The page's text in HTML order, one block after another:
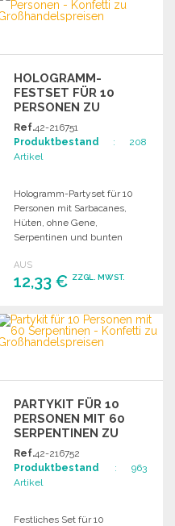
HOLOGRAMM-
FESTSET FÜR 10
PERSONEN ZU
GROSSHANDELSPREISEN
Ref.42-216751
Produktbestand : 208
Artikel
Hologramm-Partyset für 10
Personen mit Sarbacanes,
Hüten, ohne Gene,
Serpentinen und bunten
Anlässe!
AUS
12,33 € ZZGL. MWST.
BESTELLEN
Angebot anfordern
PARTYKIT FÜR 10
PERSONEN MIT 60
SERPENTINEN ZU
GROSSHANDELSPREISEN
Ref.42-216752
Produktbestand : 963
Artikel
Festliches Set für 10